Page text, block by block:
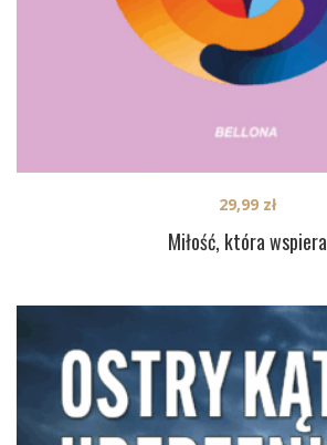
Miłość, która wspiera
29,99 zł